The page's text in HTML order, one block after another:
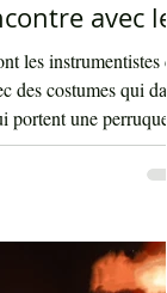
au Festival
Carthage :
avec le
les instrumentistes
des costumes qui
Carthage. Dans les
d'été très humide, les